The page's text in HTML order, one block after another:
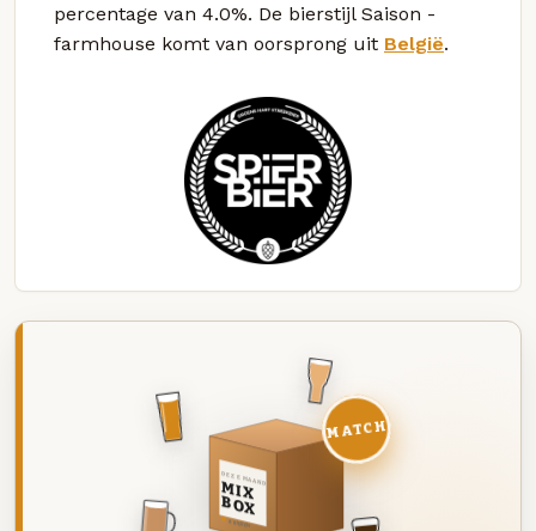
percentage van 4.0%. De bierstijl Saison -
farmhouse komt van oorsprong uit België.
DEZE MAAND
MIX
BOX
8 BIEREN
MATCH